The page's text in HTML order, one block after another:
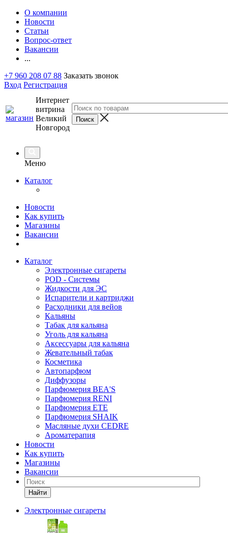
О компании
Новости
Статьи
Вопрос-ответ
Вакансии
...
+7 960 208 07 88 Заказать звонок
Вход Регистрация
Интернет
витрина
Великий
Новгород
Меню
Каталог
Новости
Как купить
Магазины
Вакансии
Каталог
Электронные сигареты
POD - Системы
Жидкости для ЭС
Испарители и картриджи
Расходники для вейов
Кальяны
Табак для кальяна
Уголь для кальяна
Аксессуары для кальяна
Жевательный табак
Косметика
Автопарфюм
Диффузоры
Парфюмерия BEA'S
Парфюмерия RENI
Парфюмерия ETE
Парфюмерия SHAIK
Масляные духи CEDRE
Ароматерапия
Новости
Как купить
Магазины
Вакансии
Найти
Электронные сигареты